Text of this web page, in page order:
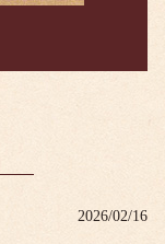
2026/02/16